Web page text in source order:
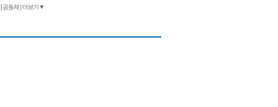
공동체 더보기▼